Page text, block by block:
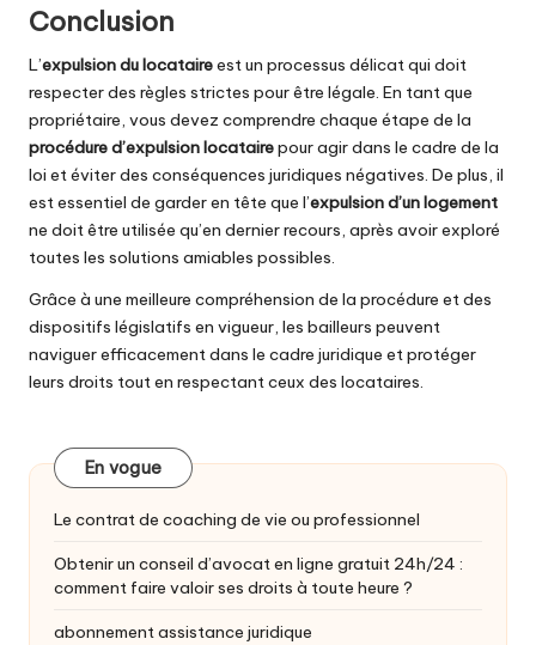
Conclusion
L’expulsion du locataireest un processus délicat qui doit
respecter des règles strictes pour être légale. En tant que
propriétaire, vous devez comprendre chaque étape de la
procédure d’expulsion locatairepour agir dans le cadre de la
loi et éviter des conséquences juridiques négatives. De plus, il
est essentiel de garder en tête que l’expulsion d’un logement
ne doit être utilisée qu’en dernier recours, après avoir exploré
toutes les solutions amiables possibles.
Grâce à une meilleure compréhension de la procédure et des
dispositifs législatifs en vigueur, les bailleurs peuvent
naviguer efficacement dans le cadre juridique et protéger
leurs droits tout en respectant ceux des locataires.
En vogue
Le contrat de coaching de vie ou professionnel
Obtenir un conseil d’avocat en ligne gratuit 24h/24 :
comment faire valoir ses droits à toute heure ?
abonnement assistance juridique